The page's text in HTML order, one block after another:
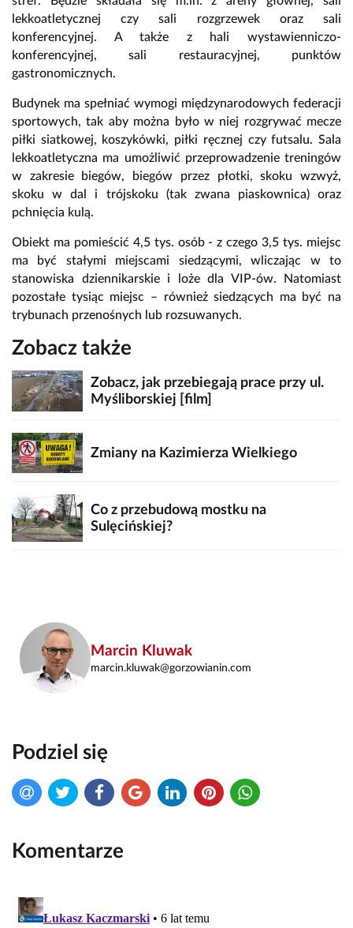
lekkoatletycznej czy sali rozgrzewek oraz sali
konferencyjnej. A także z hali wystawienniczo-
konferencyjnej, sali restauracyjnej, punktów
gastronomicznych.
Budynek ma spełniać wymogi międzynarodowych federacji
sportowych, tak aby można było w niej rozgrywać mecze
piłki siatkowej, koszykówki, piłki ręcznej czy futsalu. Sala
lekkoatletyczna ma umożliwić przeprowadzenie treningów
w zakresie biegów, biegów przez płotki, skoku wzwyż,
skoku w dal i trójskoku (tak zwana piaskownica) oraz
pchnięcia kulą.
Obiekt ma pomieścić 4,5 tys. osób - z czego 3,5 tys. miejsc
ma być stałymi miejscami siedzącymi, wliczając w to
stanowiska dziennikarskie i loże dla VIP-ów. Natomiast
pozostałe tysiąc miejsc – również siedzących ma być na
trybunach przenośnych lub rozsuwanych.
Zobacz także
Zobacz, jak przebiegają prace przy ul.
Myśliborskiej [film]
Zmiany na Kazimierza Wielkiego
Co z przebudową mostku na
Sulęcińskiej?
Marcin Kluwak
marcin.kluwak@gorzowianin.com
Podziel się
Komentarze